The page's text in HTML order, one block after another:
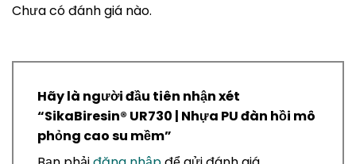
Chưa có đánh giá nào.
Hãy là người đầu tiên nhận xét
“SikaBiresin® UR730 | Nhựa PU đàn hồi mô
phỏng cao su mềm”